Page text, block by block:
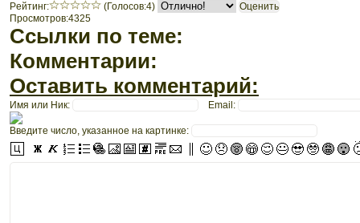
Рeйтинг:
(Голосов:4)
Просмотров:4325
Ссылки по теме:
Комментарии:
Оставить комментарий:
Имя или Ник: Email:
Введите число, указанное на картинке: